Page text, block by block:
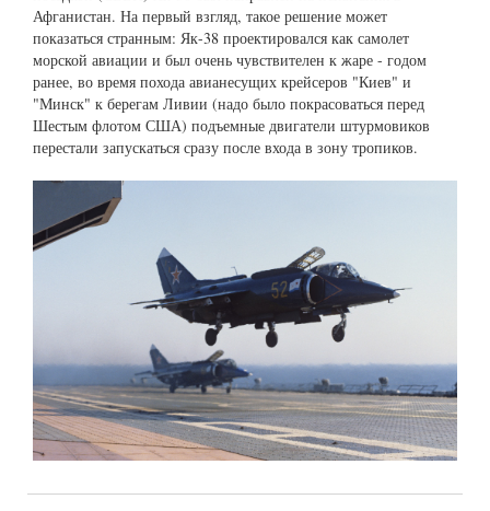
Афганистан. На первый взгляд, такое решение может
показаться странным: Як-38 проектировался как самолет
морской авиации и был очень чувствителен к жаре - годом
ранее, во время похода авианесущих крейсеров "Киев" и
"Минск" к берегам Ливии (надо было покрасоваться перед
Шестым флотом США) подъемные двигатели штурмовиков
перестали запускаться сразу после входа в зону тропиков.